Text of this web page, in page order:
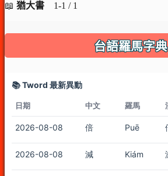
📖 猶大書 1-1 / 1
台語羅馬字典